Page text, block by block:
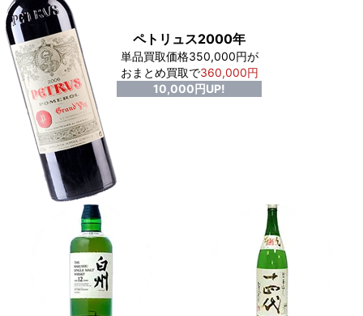
ペトリュス2000年
単品買取価格350,000円が
おまとめ買取で360,000円
10,000円UP!